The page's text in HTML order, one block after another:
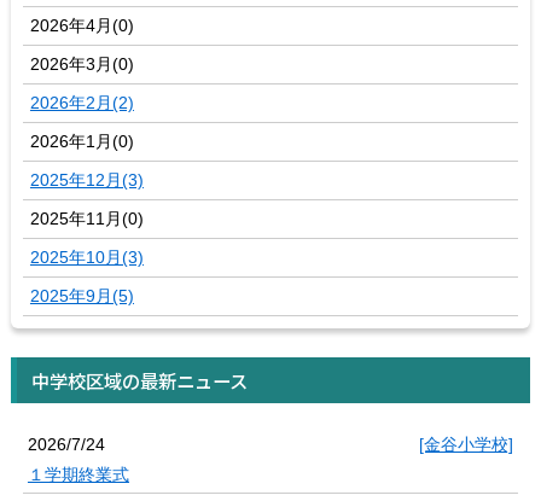
2026年4月(0)
2026年3月(0)
2026年2月(2)
2026年1月(0)
2025年12月(3)
2025年11月(0)
2025年10月(3)
2025年9月(5)
中学校区域の最新ニュース
2026/7/24
[金谷小学校]
１学期終業式